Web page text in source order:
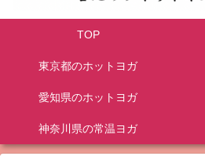
TOP
東京都のホットヨガ
愛知県のホットヨガ
神奈川県の常温ヨガ